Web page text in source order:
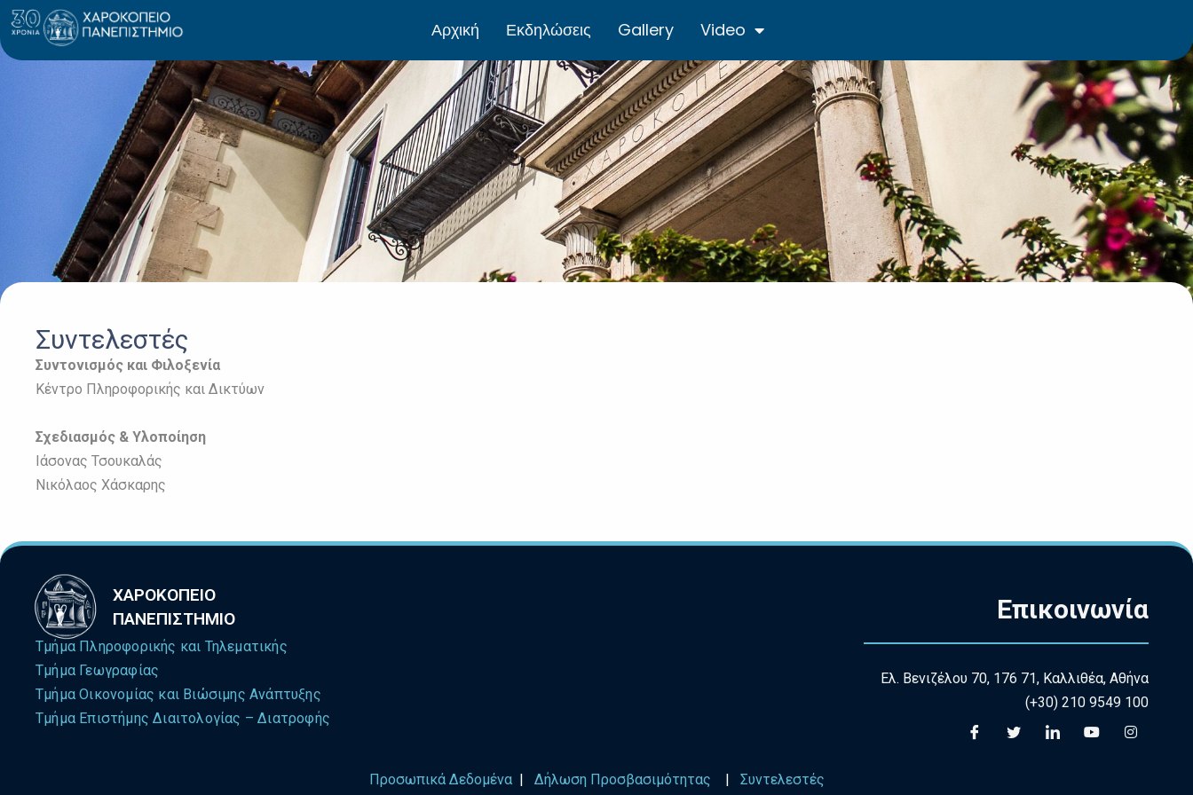
Skip
content
Αρχική Εκδηλώσεις Gallery Video
Συντελεστές
Συντονισμός και Φιλοξενία
Κέντρο Πληροφορικής και Δικτύων
Σχεδιασμός & Υλοποίηση
Ιάσονας Τσουκαλάς
Νικόλαος Χάσκαρης
ΧΑΡΟΚΟΠΕΙΟ
ΠΑΝΕΠΙΣΤΗΜΙΟ
Τμήμα Πληροφορικής και Τηλεματικής
Τμήμα Γεωγραφίας
Τμήμα Οικονομίας και Βιώσιμης Ανάπτυξης
Τμήμα Επιστήμης Διαιτολογίας – Διατροφής
Επικοινωνία
Ελ. Βενιζέλου 70, 176 71, Καλλιθέα, Αθήνα
(+30) 210 9549 100
Προσωπικά Δεδομένα| Δήλωση Προσβασιμότητας | Συντελεστές